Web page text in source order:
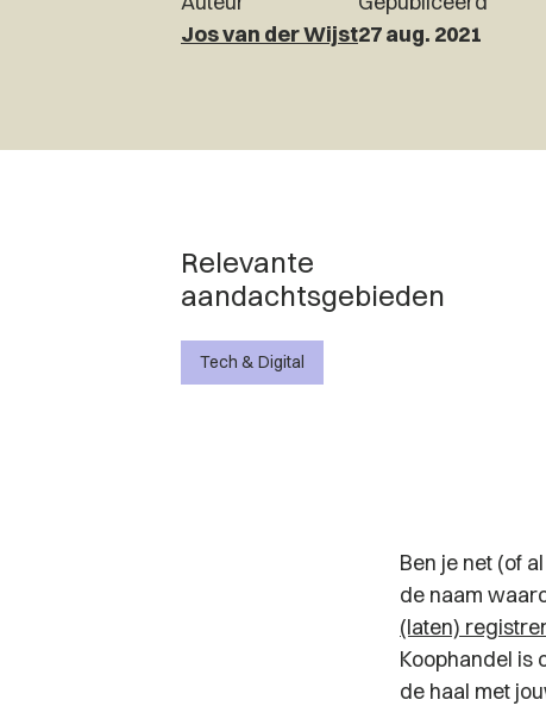
Jos van der Wijst27 aug. 2021
Relevante
aandachtsgebieden
Tech & Digital
Ben je net (of
de naam
(laten)
Koophandel is
de haal met